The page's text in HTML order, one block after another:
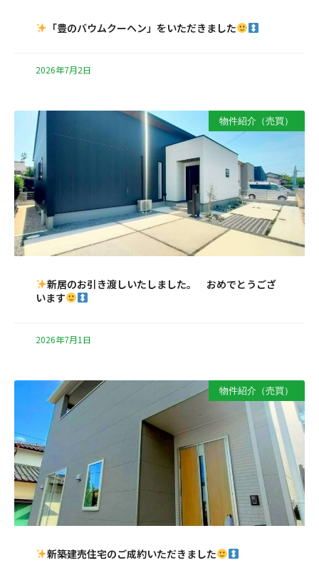
「豊のバウムクーヘン」をいただきました
2026年7月2日
物件紹介（売買）
新居のお引き渡しいたしました。 おめでとうござ
います
2026年7月1日
物件紹介（売買）
新築建売住宅のご成約いただきました